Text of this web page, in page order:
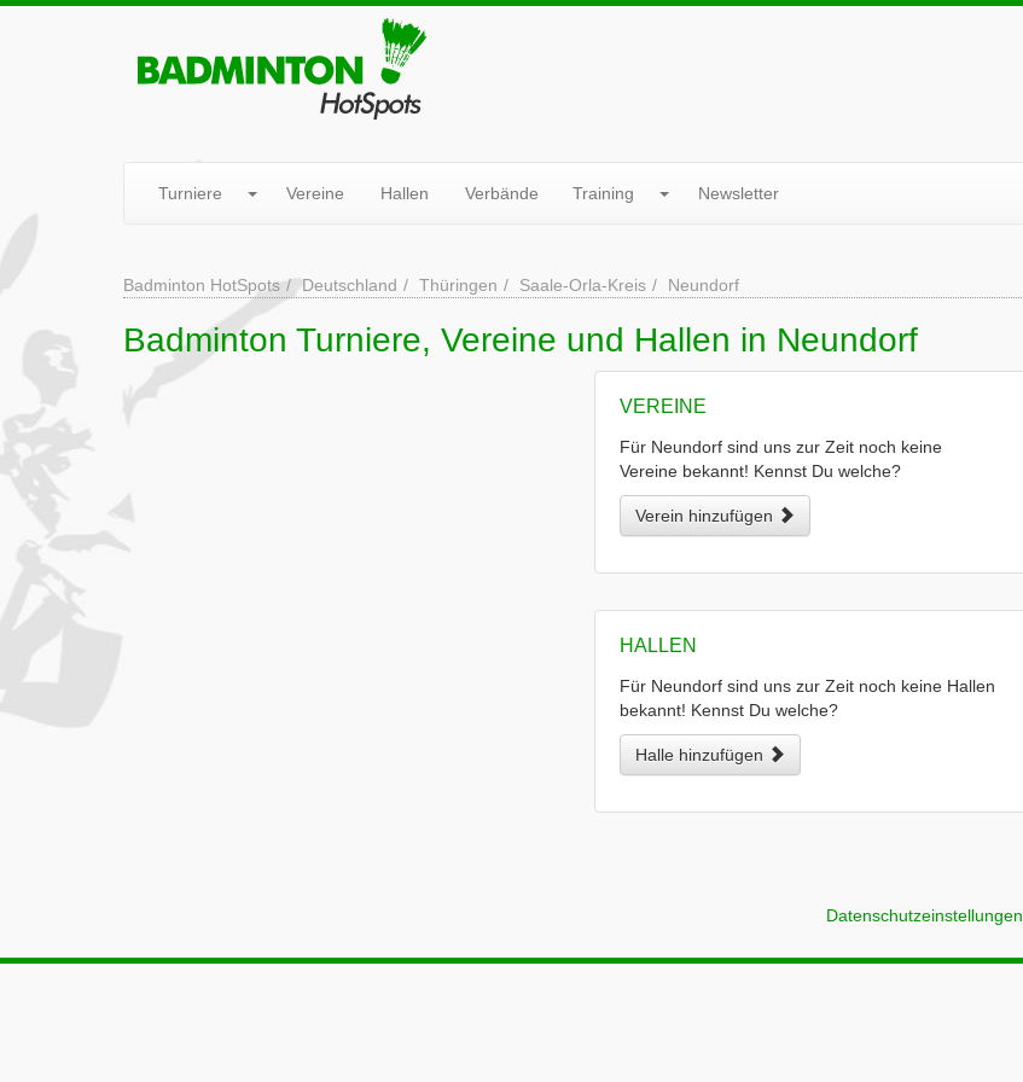
Turniere Vereine Hallen Verbände Training Newsletter
Badminton HotSpots Deutschland Thüringen Saale-Orla-Kreis Neundorf
Badminton Turniere, Vereine und Hallen in Neundorf
VEREINE
Für Neundorf sind uns zur Zeit noch keine
Vereine bekannt! Kennst Du welche?
Verein hinzufügen
HALLEN
Für Neundorf sind uns zur Zeit noch keine Hallen
bekannt! Kennst Du welche?
Halle hinzufügen
Datenschutzeinstellungen